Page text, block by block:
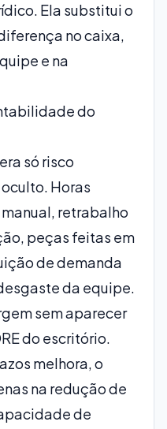
Ela substitui o
no caixa,
e na
do
só risco
Horas
retrabalho
peças feitas em
de demanda
da equipe.
sem aparecer
do escritório.
melhora, o
na redução de
de